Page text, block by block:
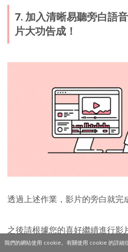
7. 加入清晰易聽旁白語
片大功告成！
透過上述作業，影片的旁白就完
之後請根據您的喜好繼續進行影
我們的網站使用 cookie。有關使用 cookie 的詳細